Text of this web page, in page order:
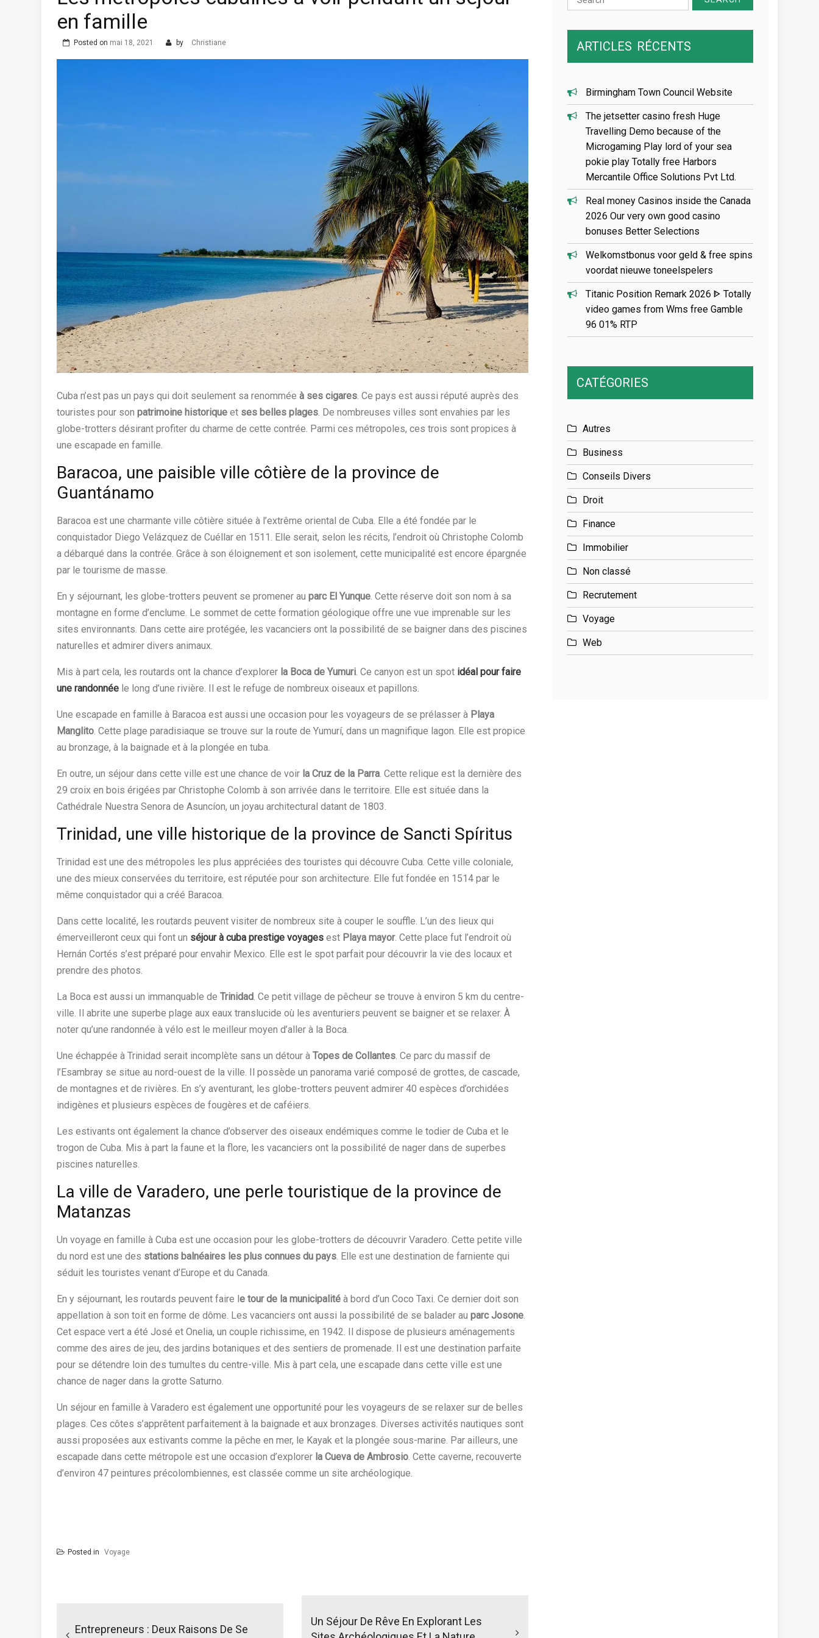
en famille
Posted on mai 18, 2021 by Christiane
Cuba n’est pas un pays qui doit seulement sa renommée à ses cigares. Ce pays est aussi réputé auprès des
touristes pour son patrimoine historique et ses belles plages. De nombreuses villes sont envahies par les
globe-trotters désirant profiter du charme de cette contrée. Parmi ces métropoles, ces trois sont propices à
une escapade en famille.
Baracoa, une paisible ville côtière de la province de
Guantánamo
Baracoa est une charmante ville côtière située à l’extrême oriental de Cuba. Elle a été fondée par le
conquistador Diego Velázquez de Cuéllar en 1511. Elle serait, selon les récits, l’endroit où Christophe Colomb
a débarqué dans la contrée. Grâce à son éloignement et son isolement, cette municipalité est encore épargnée
par le tourisme de masse.
En y séjournant, les globe-trotters peuvent se promener au parc El Yunque. Cette réserve doit son nom à sa
montagne en forme d’enclume. Le sommet de cette formation géologique offre une vue imprenable sur les
sites environnants. Dans cette aire protégée, les vacanciers ont la possibilité de se baigner dans des piscines
naturelles et admirer divers animaux.
Mis à part cela, les routards ont la chance d’explorer la Boca de Yumuri. Ce canyon est un spot idéal pour faire
une randonnée le long d’une rivière. Il est le refuge de nombreux oiseaux et papillons.
Une escapade en famille à Baracoa est aussi une occasion pour les voyageurs de se prélasser à Playa
Manglito. Cette plage paradisiaque se trouve sur la route de Yumurí, dans un magnifique lagon. Elle est propice
au bronzage, à la baignade et à la plongée en tuba.
En outre, un séjour dans cette ville est une chance de voir la Cruz de la Parra. Cette relique est la dernière des
29 croix en bois érigées par Christophe Colomb à son arrivée dans le territoire. Elle est située dans la
Cathédrale Nuestra Senora de Asuncíon, un joyau architectural datant de 1803.
Trinidad, une ville historique de la province de Sancti Spíritus
Trinidad est une des métropoles les plus appréciées des touristes qui découvre Cuba. Cette ville coloniale,
une des mieux conservées du territoire, est réputée pour son architecture. Elle fut fondée en 1514 par le
même conquistador qui a créé Baracoa.
Dans cette localité, les routards peuvent visiter de nombreux site à couper le souffle. L’un des lieux qui
émerveilleront ceux qui font un séjour à cuba prestige voyages est Playa mayor. Cette place fut l’endroit où
Hernán Cortés s’est préparé pour envahir Mexico. Elle est le spot parfait pour découvrir la vie des locaux et
prendre des photos.
La Boca est aussi un immanquable de Trinidad. Ce petit village de pêcheur se trouve à environ 5 km du centre-
ville. Il abrite une superbe plage aux eaux translucide où les aventuriers peuvent se baigner et se relaxer. À
noter qu’une randonnée à vélo est le meilleur moyen d’aller à la Boca.
Une échappée à Trinidad serait incomplète sans un détour à Topes de Collantes. Ce parc du massif de
l’Esambray se situe au nord-ouest de la ville. Il possède un panorama varié composé de grottes, de cascade,
de montagnes et de rivières. En s’y aventurant, les globe-trotters peuvent admirer 40 espèces d’orchidées
indigènes et plusieurs espèces de fougères et de caféiers.
Les estivants ont également la chance d’observer des oiseaux endémiques comme le todier de Cuba et le
trogon de Cuba. Mis à part la faune et la flore, les vacanciers ont la possibilité de nager dans de superbes
piscines naturelles.
La ville de Varadero, une perle touristique de la province de
Matanzas
Un voyage en famille à Cuba est une occasion pour les globe-trotters de découvrir Varadero. Cette petite ville
du nord est une des stations balnéaires les plus connues du pays. Elle est une destination de farniente qui
séduit les touristes venant d’Europe et du Canada.
En y séjournant, les routards peuvent faire l e tour de la municipalité à bord d’un Coco Taxi. Ce dernier doit son
appellation à son toit en forme de dôme. Les vacanciers ont aussi la possibilité de se balader au parc Josone.
Cet espace vert a été José et Onelia, un couple richissime, en 1942. Il dispose de plusieurs aménagements
comme des aires de jeu, des jardins botaniques et des sentiers de promenade. Il est une destination parfaite
pour se détendre loin des tumultes du centre-ville. Mis à part cela, une escapade dans cette ville est une
chance de nager dans la grotte Saturno.
Un séjour en famille à Varadero est également une opportunité pour les voyageurs de se relaxer sur de belles
plages. Ces côtes s’apprêtent parfaitement à la baignade et aux bronzages. Diverses activités nautiques sont
aussi proposées aux estivants comme la pêche en mer, le Kayak et la plongée sous-marine. Par ailleurs, une
escapade dans cette métropole est une occasion d’explorer la Cueva de Ambrosio. Cette caverne, recouverte
d’environ 47 peintures précolombiennes, est classée comme un site archéologique.
Posted in Voyage
Entrepreneurs : Deux Raisons De Se
Un Séjour De Rêve En Explorant Les
for:
ARTICLES RÉCENTS
Birmingham Town Council Website
The jetsetter casino fresh Huge
Travelling Demo because of the
Microgaming Play lord of your sea
pokie play Totally free Harbors
Mercantile Office Solutions Pvt Ltd.
Real money Casinos inside the Canada
2026 Our very own good casino
bonuses Better Selections
Welkomstbonus voor geld & free spins
voordat nieuwe toneelspelers
Titanic Position Remark 2026 ᐈ Totally
video games from Wms free Gamble
96 01% RTP
CATÉGORIES
Autres
Business
Conseils Divers
Droit
Finance
Immobilier
Non classé
Recrutement
Voyage
Web